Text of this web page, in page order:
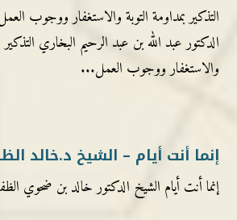
التذكير بمداومة التوبة والاستغفار ووجوب
الدكتور عبد الله بن عبد الرحيم البخاري التذكير
والاستغفار ووجوب العمل...
إنما أنت أيام – الشيخ د.خالد
إنما أنت أيام الشيخ الدكتور خالد بن ضحوي